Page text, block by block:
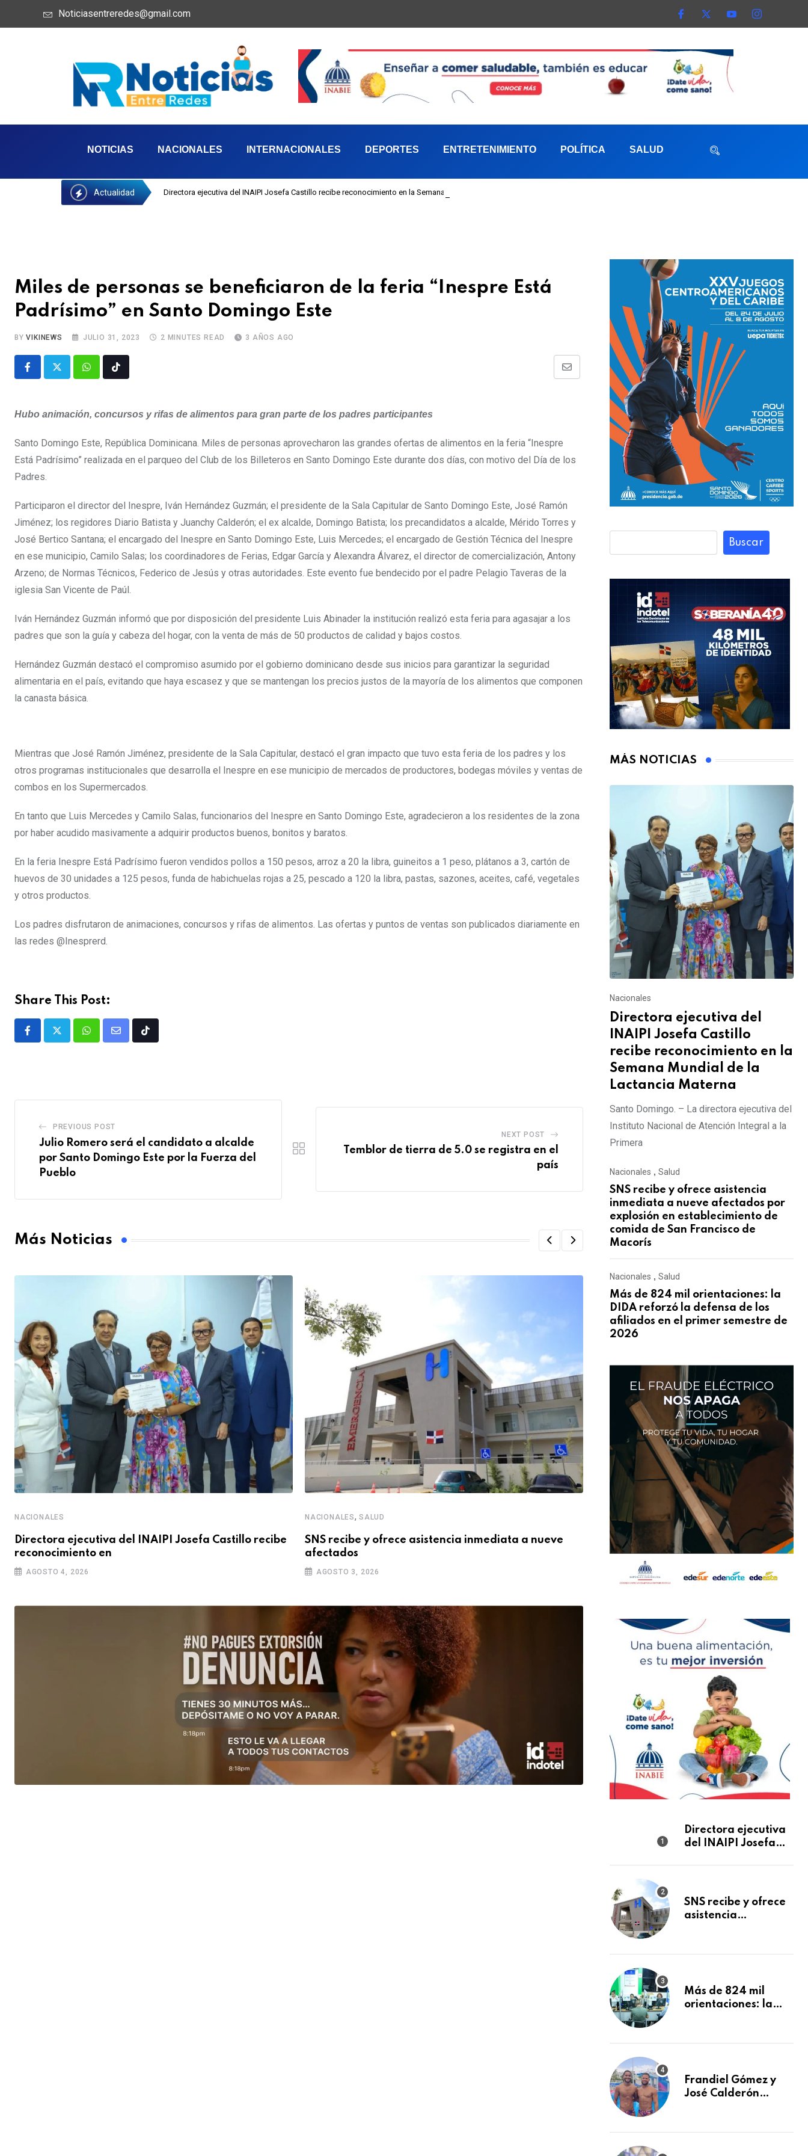
Noticiasentreredes@gmail.com
NOTICIAS NACIONALES INTERNACIONALES DEPORTES ENTRETENIMIENTO POLÍTICA SALUD
Actualidad Directora ejecutiva del INAIPI Josefa Castillo recibe reconocimiento en la Semana Mundial de la Lactancia Materna
Miles de personas se beneficiaron de la feria “Inespre Está
Padrísimo” en Santo Domingo Este
BYVIKINEWS JULIO 31, 2023 2 MINUTES READ 3 AÑOS AGO
Hubo animación, concursos y rifas de alimentos para gran parte de los padres participantes
Santo Domingo Este, República Dominicana. Miles de personas aprovecharon las grandes ofertas de alimentos en la feria “Inespre
Está Padrísimo” realizada en el parqueo del Club de los Billeteros en Santo Domingo Este durante dos días, con motivo del Día de los
Padres.
Participaron el director del Inespre, Iván Hernández Guzmán; el presidente de la Sala Capitular de Santo Domingo Este, José Ramón
Jiménez; los regidores Diario Batista y Juanchy Calderón; el ex alcalde, Domingo Batista; los precandidatos a alcalde, Mérido Torres y
José Bertico Santana; el encargado del Inespre en Santo Domingo Este, Luis Mercedes; el encargado de Gestión Técnica del Inespre
en ese municipio, Camilo Salas; los coordinadores de Ferias, Edgar García y Alexandra Álvarez, el director de comercialización, Antony
Arzeno; de Normas Técnicos, Federico de Jesús y otras autoridades. Este evento fue bendecido por el padre Pelagio Taveras de la
iglesia San Vicente de Paúl.
Iván Hernández Guzmán informó que por disposición del presidente Luis Abinader la institución realizó esta feria para agasajar a los
padres que son la guía y cabeza del hogar, con la venta de más de 50 productos de calidad y bajos costos.
Hernández Guzmán destacó el compromiso asumido por el gobierno dominicano desde sus inicios para garantizar la seguridad
alimentaria en el país, evitando que haya escasez y que se mantengan los precios justos de la mayoría de los alimentos que componen
la canasta básica.
Mientras que José Ramón Jiménez, presidente de la Sala Capitular, destacó el gran impacto que tuvo esta feria de los padres y los
otros programas institucionales que desarrolla el Inespre en ese municipio de mercados de productores, bodegas móviles y ventas de
combos en los Supermercados.
En tanto que Luis Mercedes y Camilo Salas, funcionarios del Inespre en Santo Domingo Este, agradecieron a los residentes de la zona
por haber acudido masivamente a adquirir productos buenos, bonitos y baratos.
En la feria Inespre Está Padrísimo fueron vendidos pollos a 150 pesos, arroz a 20 la libra, guineitos a 1 peso, plátanos a 3, cartón de
huevos de 30 unidades a 125 pesos, funda de habichuelas rojas a 25, pescado a 120 la libra, pastas, sazones, aceites, café, vegetales
y otros productos.
Los padres disfrutaron de animaciones, concursos y rifas de alimentos. Las ofertas y puntos de ventas son publicados diariamente en
las redes @Inesprerd.
Share This Post:
PREVIOUS POST
Julio Romero será el candidato a alcalde
por Santo Domingo Este por la Fuerza del
Pueblo
NEXT POST
Temblor de tierra de 5.0 se registra en el
país
Más Noticias
NACIONALES
Directora ejecutiva del INAIPI Josefa Castillo recibe
reconocimiento en
AGOSTO 4, 2026
NACIONALES, SALUD
SNS recibe y ofrece asistencia inmediata a nueve
afectados
AGOSTO 3, 2026
NACIONALES ,SALUD
Más de 824 mil orientaciones: la DIDA
AGOSTO 3, 2026
Buscar
MÁS NOTICIAS
Nacionales
Directora ejecutiva del
INAIPI Josefa Castillo
recibe reconocimiento en la
Semana Mundial de la
Lactancia Materna
Santo Domingo. – La directora ejecutiva del
Instituto Nacional de Atención Integral a la
Primera
Nacionales , Salud
SNS recibe y ofrece asistencia
inmediata a nueve afectados por
explosión en establecimiento de
comida de San Francisco de
Macorís
Nacionales , Salud
Más de 824 mil orientaciones: la
DIDA reforzó la defensa de los
afiliados en el primer semestre de
2026
Directora ejecutiva
del INAIPI Josefa
de la Lactancia
Materna
SNS recibe y ofrece
asistencia
explosión en
Francisco de
Macorís
Más de 824 mil
orientaciones: la
afiliados en el
Frandiel Gómez y
José Calderón
sincronizados